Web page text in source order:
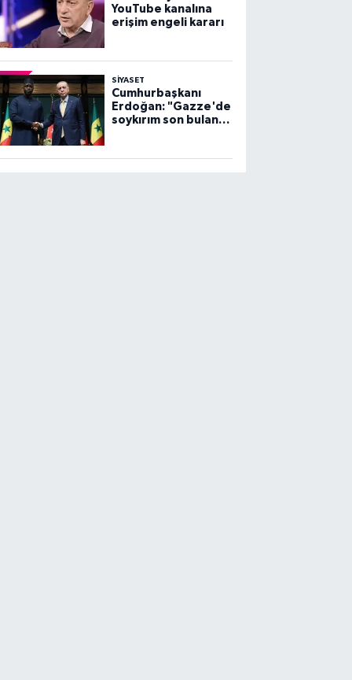
YouTube kanalına
erişim engeli kararı
SİYASET
Cumhurbaşkanı
Erdoğan: "Gazze'de
soykırım son bulana